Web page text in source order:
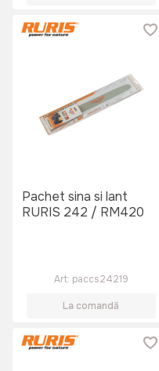
Pachet sina si lant
RURIS 242 / RM420
Art: paccs24219
La comandă